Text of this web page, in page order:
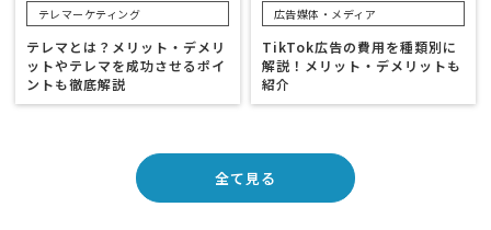
テレマーケティング
テレマとは？メリット・デメリ
ットやテレマを成功させるポイ
ントも徹底解説
広告媒体・メディア
TikTok広告の費用を種類別に
解説！メリット・デメリットも
紹介
全て見る